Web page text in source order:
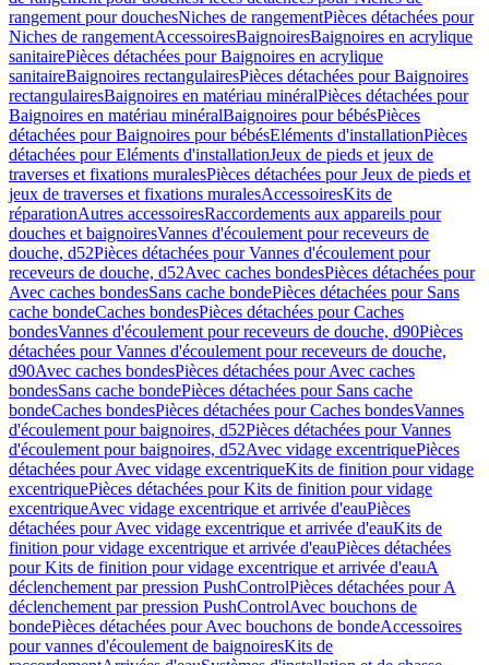
rangement pour douchesNiches de rangementPièces détachées pour
Niches de rangementAccessoiresBaignoiresBaignoires en acrylique
sanitairePièces détachées pour Baignoires en acrylique
sanitaireBaignoires rectangulairesPièces détachées pour Baignoires
rectangulairesBaignoires en matériau minéralPièces détachées pour
Baignoires en matériau minéralBaignoires pour bébésPièces
détachées pour Baignoires pour bébésEléments d'installationPièces
détachées pour Eléments d'installationJeux de pieds et jeux de
traverses et fixations muralesPièces détachées pour Jeux de pieds et
jeux de traverses et fixations muralesAccessoiresKits de
réparationAutres accessoiresRaccordements aux appareils pour
douches et baignoiresVannes d'écoulement pour receveurs de
douche, d52Pièces détachées pour Vannes d'écoulement pour
receveurs de douche, d52Avec caches bondesPièces détachées pour
Avec caches bondesSans cache bondePièces détachées pour Sans
cache bondeCaches bondesPièces détachées pour Caches
bondesVannes d'écoulement pour receveurs de douche, d90Pièces
détachées pour Vannes d'écoulement pour receveurs de douche,
d90Avec caches bondesPièces détachées pour Avec caches
bondesSans cache bondePièces détachées pour Sans cache
bondeCaches bondesPièces détachées pour Caches bondesVannes
d'écoulement pour baignoires, d52Pièces détachées pour Vannes
d'écoulement pour baignoires, d52Avec vidage excentriquePièces
détachées pour Avec vidage excentriqueKits de finition pour vidage
excentriquePièces détachées pour Kits de finition pour vidage
excentriqueAvec vidage excentrique et arrivée d'eauPièces
détachées pour Avec vidage excentrique et arrivée d'eauKits de
finition pour vidage excentrique et arrivée d'eauPièces détachées
pour Kits de finition pour vidage excentrique et arrivée d'eauA
déclenchement par pression PushControlPièces détachées pour A
déclenchement par pression PushControlAvec bouchons de
bondePièces détachées pour Avec bouchons de bondeAccessoires
pour vannes d'écoulement de baignoiresKits de